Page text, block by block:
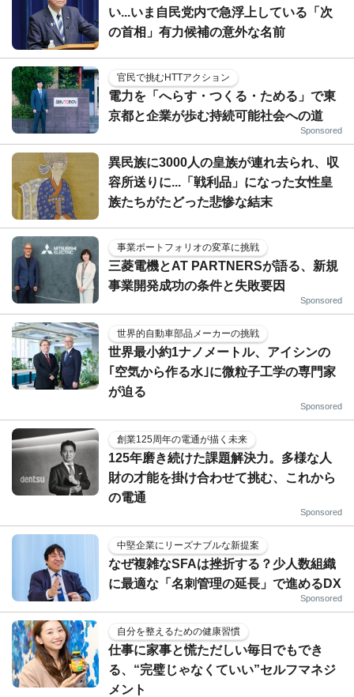
い...いま自民党内で急浮上している「次
の首相」有力候補の意外な名前
官民で挑むHTTアクション
電力を「へらす・つくる・ためる」で東
京都と企業が歩む持続可能社会への道
Sponsored
異民族に3000人の皇族が連れ去られ、収
容所送りに...「戦利品」になった女性皇
族たちがたどった悲惨な結末
事業ポートフォリオの変革に挑戦
三菱電機とAT PARTNERSが語る、新規
事業開発成功の条件と失敗要因
Sponsored
世界的自動車部品メーカーの挑戦
世界最小約1ナノメートル、アイシンの
｢空気から作る水｣に微粒子工学の専門家
が迫る
Sponsored
創業125周年の電通が描く未来
125年磨き続けた課題解決力。多様な人
財の才能を掛け合わせて挑む、これから
の電通
Sponsored
中堅企業にリーズナブルな新提案
なぜ複雑なSFAは挫折する？少人数組織
に最適な「名刺管理の延長」で進めるDX
Sponsored
自分を整えるための健康習慣
仕事に家事と慌ただしい毎日でもでき
る、“完璧じゃなくていい”セルフマネジ
メント